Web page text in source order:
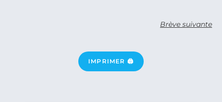
Brève suivante
IMPRIMER 🖨